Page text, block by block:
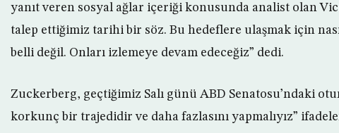
yanıt veren sosyal ağlar içeriği konusunda analist olan
talep ettiğimiz tarihi bir söz. Bu hedeflere ulaşmak için
belli değil. Onları izlemeye devam edeceğiz” dedi.
Zuckerberg, geçtiğimiz Salı günü ABD Senatosu’ndaki
korkunç bir trajedidir ve daha fazlasını yapmalıyız”